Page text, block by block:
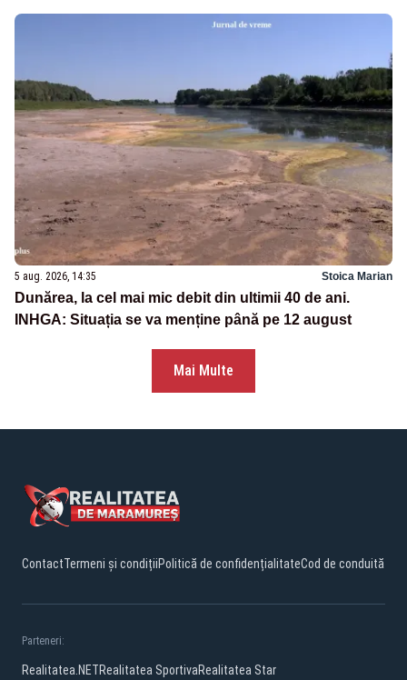
5 aug. 2026, 14:35 Stoica Marian
Dunărea, la cel mai mic debit din ultimii 40 de ani.
INHGA: Situația se va menține până pe 12 august
Mai Multe
ContactTermeni și condițiiPolitică de confidențialitateCod de conduită
Parteneri:
Realitatea.NETRealitatea SportivaRealitatea Star